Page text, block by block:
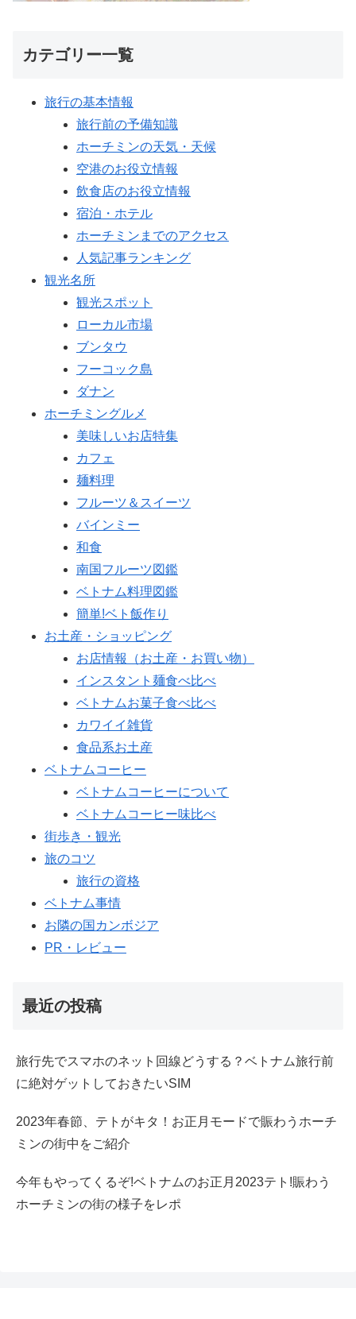
カテゴリー一覧
旅行の基本情報
旅行前の予備知識
ホーチミンの天気・天候
空港のお役立情報
飲食店のお役立情報
宿泊・ホテル
ホーチミンまでのアクセス
人気記事ランキング
観光名所
観光スポット
ローカル市場
ブンタウ
フーコック島
ダナン
ホーチミングルメ
美味しいお店特集
カフェ
麺料理
フルーツ＆スイーツ
バインミー
和食
南国フルーツ図鑑
ベトナム料理図鑑
簡単!ベト飯作り
お土産・ショッピング
お店情報（お土産・お買い物）
インスタント麺食べ比べ
ベトナムお菓子食べ比べ
カワイイ雑貨
食品系お土産
ベトナムコーヒー
ベトナムコーヒーについて
ベトナムコーヒー味比べ
街歩き・観光
旅のコツ
旅行の資格
ベトナム事情
お隣の国カンボジア
PR・レビュー
最近の投稿
旅行先でスマホのネット回線どうする？ベトナム旅行前
に絶対ゲットしておきたいSIM
2023年春節、テトがキタ！お正月モードで賑わうホーチ
ミンの街中をご紹介
今年もやってくるぞ!ベトナムのお正月2023テト!賑わう
ホーチミンの街の様子をレポ